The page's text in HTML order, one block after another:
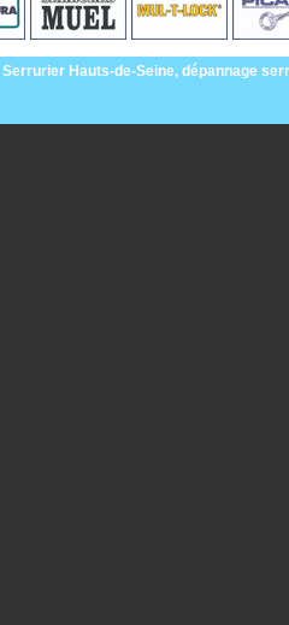
Serrurier Hauts-de-Seine, dépannage